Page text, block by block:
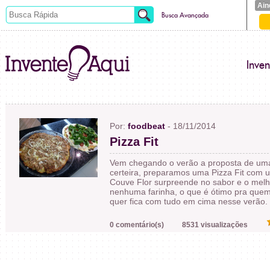
Busca Avançada
Por: foodbeat - 18/11/2014
Pizza Fit
Vem chegando o verão a proposta de
certeira, preparamos uma Pizza Fit com
Couve Flor surpreende no sabor e o
nenhuma farinha, o que é ótimo pra
quer fica com tudo em cima nesse
0 comentário(s) 8531 visualizações